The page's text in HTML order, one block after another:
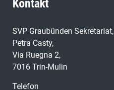
Kontakt
SVP Graubünden Sekretariat,
Petra Casty,
Via Ruegna 2,
7016 Trin-Mulin
Telefon